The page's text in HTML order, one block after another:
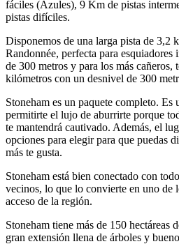
fáciles (Azules), 9 Km de pistas
pistas difíciles.
Disponemos de una larga pista de 3,2
Randonnée, perfecta para
de 300 metros y para los más cañeros,
kilómetros con un desnivel de 300
Stoneham es un paquete completo. Es
permitirte el lujo de aburrirte porque
te mantendrá cautivado. Además, el
opciones para elegir para que puedas
más te gusta.
Stoneham está bien conectado con
vecinos, lo que lo convierte en uno de
acceso de la región.
Stoneham tiene más de 150 hectáreas
gran extensión llena de árboles y